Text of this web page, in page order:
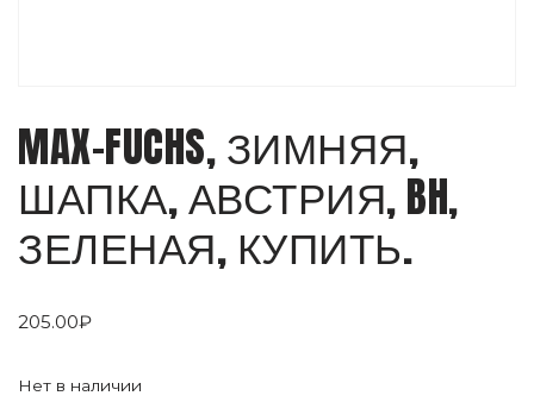
MAX-FUCHS, ЗИМНЯЯ,
ШАПКА, АВСТРИЯ, BH,
ЗЕЛЕНАЯ, КУПИТЬ.
205.00₽
Нет в наличии